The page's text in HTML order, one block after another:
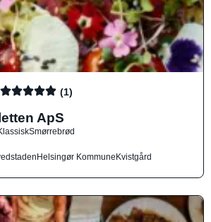
(1)
ApS
Smørrebrød
Helsingør KommuneKvistgård